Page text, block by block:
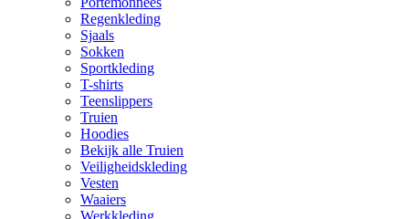
Regenkleding
Sjaals
Sokken
Sportkleding
T-shirts
Teenslippers
Truien
Hoodies
Bekijk alle Truien
Veiligheidskleding
Vesten
Waaiers
Werkkleding